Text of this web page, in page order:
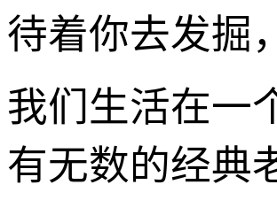
待着你去发掘
我们生活在一
有无数的经典